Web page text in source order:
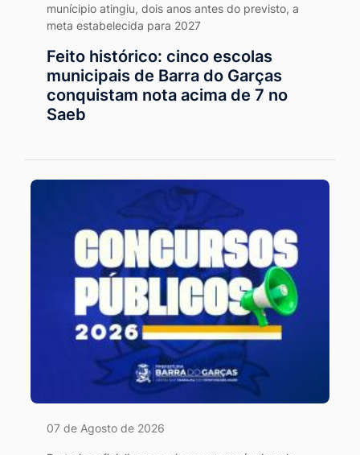
munícipio atingiu, dois anos antes do previsto, a
meta estabelecida para 2027
Feito histórico: cinco escolas
municipais de Barra do Garças
conquistam nota acima de 7 no
Saeb
07 de Agosto de 2026